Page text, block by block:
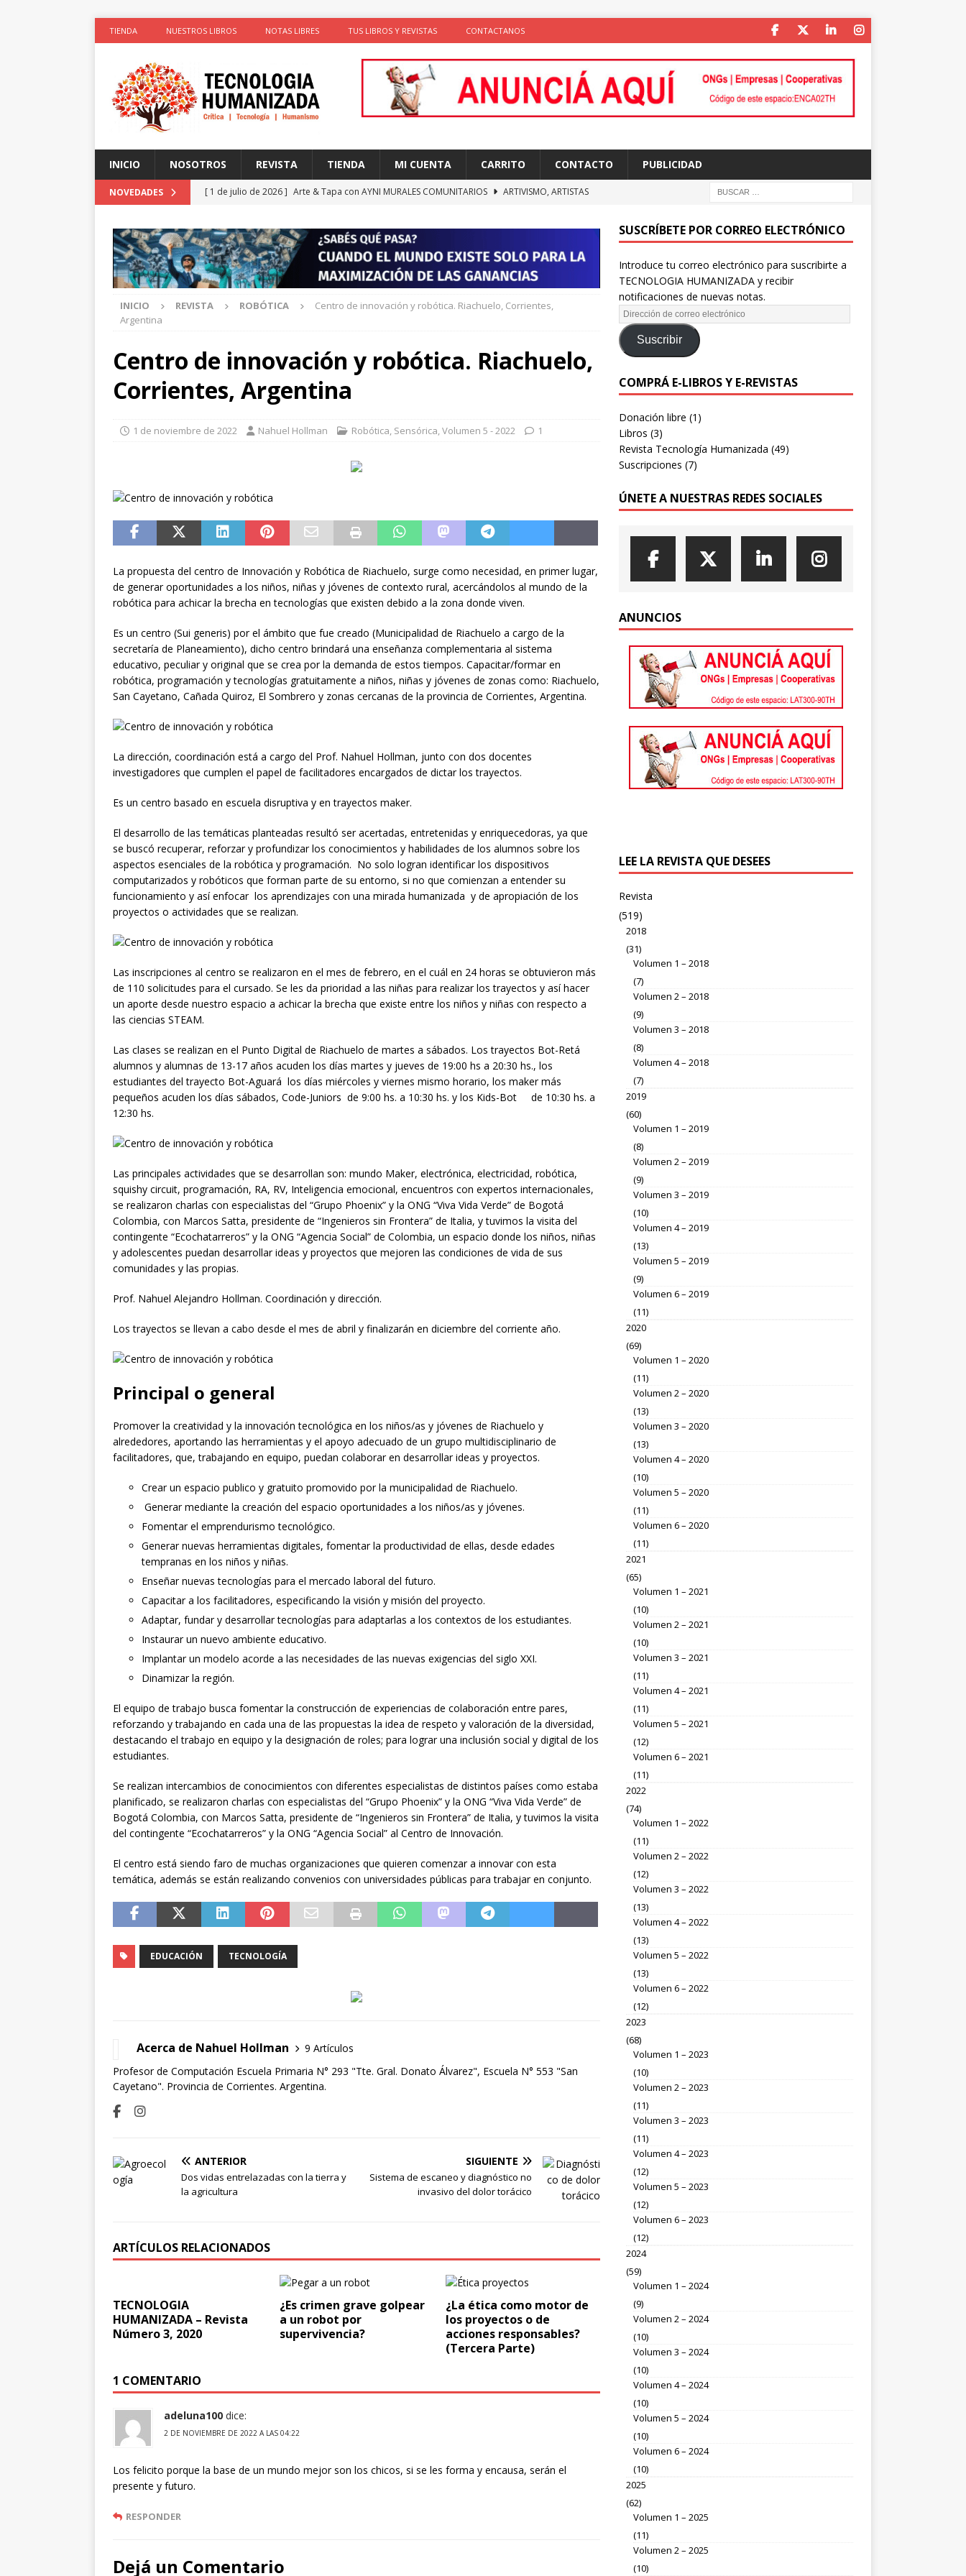
TIENDA NUESTROS LIBROS NOTAS LIBRES TUS LIBROS Y REVISTAS CONTACTANOS
INICIO NOSOTROS REVISTA TIENDA MI CUENTA CARRITO CONTACTO PUBLICIDAD
NOVEDADES [ 1 de julio de 2026 ] Arte & Tapa con AYNI MURALES COMUNITARIOS
ARTIVISMO, ARTISTAS
[ 1 de julio de 2026 ] Simulación de comportamientos y praxis social con algoritmos no
colonizadores (Segunda parte)
SOLIDARIDAD
[ 1 de julio de 2026 ] La ciencia como conocimiento situado: transformación del saber desde
LA TECNOLOGÍA
[ 1 de julio de 2026 ] TECNOLOGIA HUMANIZADA – Revista Número 3, 2026
INICIO REVISTA ROBÓTICA
Centro de innovación y robótica. Riachuelo, Corrientes,
Argentina
Centro de innovación y robótica. Riachuelo,
Corrientes, Argentina
1 de noviembre de 2022 Nahuel Hollman Robótica, Sensórica,Volumen 5 - 2022 1
La propuesta del centro de Innovación y Robótica de Riachuelo, surge como necesidad, en primer lugar,
de generar oportunidades a los niños, niñas y jóvenes de contexto rural, acercándolos al mundo de la
robótica para achicar la brecha en tecnologías que existen debido a la zona donde viven.
Es un centro (Sui generis) por el ámbito que fue creado (Municipalidad de Riachuelo a cargo de la
secretaría de Planeamiento), dicho centro brindará una enseñanza complementaria al sistema
educativo, peculiar y original que se crea por la demanda de estos tiempos. Capacitar/formar en
robótica, programación y tecnologías gratuitamente a niños, niñas y jóvenes de zonas como: Riachuelo,
San Cayetano, Cañada Quiroz, El Sombrero y zonas cercanas de la provincia de Corrientes, Argentina.
La dirección, coordinación está a cargo del Prof. Nahuel Hollman, junto con dos docentes
investigadores que cumplen el papel de facilitadores encargados de dictar los trayectos.
Es un centro basado en escuela disruptiva y en trayectos maker.
El desarrollo de las temáticas planteadas resultó ser acertadas, entretenidas y enriquecedoras, ya que
se buscó recuperar, reforzar y profundizar los conocimientos y habilidades de los alumnos sobre los
aspectos esenciales de la robótica y programación. No solo logran identificar los dispositivos
computarizados y robóticos que forman parte de su entorno, si no que comienzan a entender su
funcionamiento y así enfocar los aprendizajes con una mirada humanizada y de apropiación de los
proyectos o actividades que se realizan.
Las inscripciones al centro se realizaron en el mes de febrero, en el cuál en 24 horas se obtuvieron más
de 110 solicitudes para el cursado. Se les da prioridad a las niñas para realizar los trayectos y así hacer
un aporte desde nuestro espacio a achicar la brecha que existe entre los niños y niñas con respecto a
las ciencias STEAM.
Las clases se realizan en el Punto Digital de Riachuelo de martes a sábados. Los trayectos Bot-Retá
alumnos y alumnas de 13-17 años acuden los días martes y jueves de 19:00 hs a 20:30 hs., los
estudiantes del trayecto Bot-Aguará los días miércoles y viernes mismo horario, los maker más
pequeños acuden los días sábados, Code-Juniors de 9:00 hs. a 10:30 hs. y los Kids-Bot de 10:30 hs. a
12:30 hs.
Las principales actividades que se desarrollan son: mundo Maker, electrónica, electricidad, robótica,
squishy circuit, programación, RA, RV, Inteligencia emocional, encuentros con expertos internacionales,
se realizaron charlas con especialistas del “Grupo Phoenix” y la ONG “Viva Vida Verde” de Bogotá
Colombia, con Marcos Satta, presidente de “Ingenieros sin Frontera” de Italia, y tuvimos la visita del
contingente “Ecochatarreros” y la ONG “Agencia Social” de Colombia, un espacio donde los niños, niñas
y adolescentes puedan desarrollar ideas y proyectos que mejoren las condiciones de vida de sus
comunidades y las propias.
Prof. Nahuel Alejandro Hollman. Coordinación y dirección.
Los trayectos se llevan a cabo desde el mes de abril y finalizarán en diciembre del corriente año.
Principal o general
Promover la creatividad y la innovación tecnológica en los niños/as y jóvenes de Riachuelo y
alrededores, aportando las herramientas y el apoyo adecuado de un grupo multidisciplinario de
facilitadores, que, trabajando en equipo, puedan colaborar en desarrollar ideas y proyectos.
Crear un espacio publico y gratuito promovido por la municipalidad de Riachuelo.
Generar mediante la creación del espacio oportunidades a los niños/as y jóvenes.
Fomentar el emprendurismo tecnológico.
Generar nuevas herramientas digitales, fomentar la productividad de ellas, desde edades
tempranas en los niños y niñas.
Enseñar nuevas tecnologías para el mercado laboral del futuro.
Capacitar a los facilitadores, especificando la visión y misión del proyecto.
Adaptar, fundar y desarrollar tecnologías para adaptarlas a los contextos de los estudiantes.
Instaurar un nuevo ambiente educativo.
Implantar un modelo acorde a las necesidades de las nuevas exigencias del siglo XXI.
Dinamizar la región.
El equipo de trabajo busca fomentar la construcción de experiencias de colaboración entre pares,
reforzando y trabajando en cada una de las propuestas la idea de respeto y valoración de la diversidad,
destacando el trabajo en equipo y la designación de roles; para lograr una inclusión social y digital de los
estudiantes.
Se realizan intercambios de conocimientos con diferentes especialistas de distintos países como estaba
planificado, se realizaron charlas con especialistas del “Grupo Phoenix” y la ONG “Viva Vida Verde” de
Bogotá Colombia, con Marcos Satta, presidente de “Ingenieros sin Frontera” de Italia, y tuvimos la visita
del contingente “Ecochatarreros” y la ONG “Agencia Social” al Centro de Innovación.
El centro está siendo faro de muchas organizaciones que quieren comenzar a innovar con esta
temática, además se están realizando convenios con universidades públicas para trabajar en conjunto.
EDUCACIÓN TECNOLOGÍA
Acerca de Nahuel Hollman
9 Artículos
Profesor de Computación Escuela Primaria N° 293 "Tte. Gral. Donato Álvarez", Escuela N° 553 "San
Cayetano". Provincia de Corrientes. Argentina.
ANTERIOR
Dos vidas entrelazadas con la tierra y
la agricultura
SIGUIENTE
Sistema de escaneo y diagnóstico no
invasivo del dolor torácico
ARTÍCULOS RELACIONADOS
TECNOLOGIA
HUMANIZADA – Revista
Número 3, 2020
¿Es crimen grave golpear
a un robot por
supervivencia?
¿La ética como motor de
los proyectos o de
acciones responsables?
(Tercera Parte)
1 COMENTARIO
adeluna100 dice:
2 DE NOVIEMBRE DE 2022 A LAS 04:22
Los felicito porque la base de un mundo mejor son los chicos, si se les forma y encausa, serán el
presente y futuro.
RESPONDER
Dejá un Comentario
SUSCRÍBETE POR CORREO ELECTRÓNICO
Introduce tu correo electrónico para suscribirte a
TECNOLOGIA HUMANIZADA y recibir
notificaciones de nuevas notas.
Suscribir
COMPRÁ E-LIBROS Y E-REVISTAS
Donación libre (1)
Libros (3)
Revista Tecnología Humanizada (49)
Suscripciones (7)
ÚNETE A NUESTRAS REDES SOCIALES
ANUNCIOS
LEE LA REVISTA QUE DESEES
Revista
(519)
2018
(31)
Volumen 1 – 2018
(7)
Volumen 2 – 2018
(9)
Volumen 3 – 2018
(8)
Volumen 4 – 2018
(7)
2019
(60)
Volumen 1 – 2019
(8)
Volumen 2 – 2019
(9)
Volumen 3 – 2019
(10)
Volumen 4 – 2019
(13)
Volumen 5 – 2019
(9)
Volumen 6 – 2019
(11)
2020
(69)
Volumen 1 – 2020
(11)
Volumen 2 – 2020
(13)
Volumen 3 – 2020
(13)
Volumen 4 – 2020
(10)
Volumen 5 – 2020
(11)
Volumen 6 – 2020
(11)
2021
(65)
Volumen 1 – 2021
(10)
Volumen 2 – 2021
(10)
Volumen 3 – 2021
(11)
Volumen 4 – 2021
(11)
Volumen 5 – 2021
(12)
Volumen 6 – 2021
(11)
2022
(74)
Volumen 1 – 2022
(11)
Volumen 2 – 2022
(12)
Volumen 3 – 2022
(13)
Volumen 4 – 2022
(13)
Volumen 5 – 2022
(13)
Volumen 6 – 2022
(12)
2023
(68)
Volumen 1 – 2023
(10)
Volumen 2 – 2023
(11)
Volumen 3 – 2023
(11)
Volumen 4 – 2023
(12)
Volumen 5 – 2023
(12)
Volumen 6 – 2023
(12)
2024
(59)
Volumen 1 – 2024
(9)
Volumen 2 – 2024
(10)
Volumen 3 – 2024
(10)
Volumen 4 – 2024
(10)
Volumen 5 – 2024
(10)
Volumen 6 – 2024
(10)
2025
(62)
Volumen 1 – 2025
(11)
Volumen 2 – 2025
(10)